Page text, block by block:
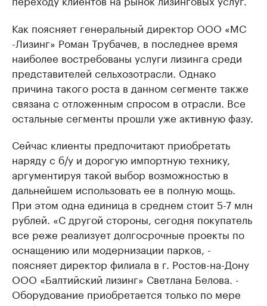
Как поясняет генеральный директор ООО «МС
-Лизинг» Роман Трубачев, в последнее время
наиболее востребованы услуги лизинга среди
представителей сельхозотрасли. Однако
причина такого роста в данном сегменте также
связана с отложенным спросом в отрасли. Все
остальные сегменты прошли уже активную фазу.
Сейчас клиенты предпочитают приобретать
наряду с б/у и дорогую импортную технику,
аргументируя такой выбор возможностью в
дальнейшем использовать ее в полную мощь.
При этом одна единица в среднем стоит 5-7 млн
рублей. «С другой стороны, сегодня покупатель
все реже реализует долгосрочные проекты по
оснащению или модернизации парков, -
поясняет директор филиала в г. Ростов-на-Дону
ООО «Балтийский лизинг» Светлана Белова. -
Оборудование приобретается только по мере